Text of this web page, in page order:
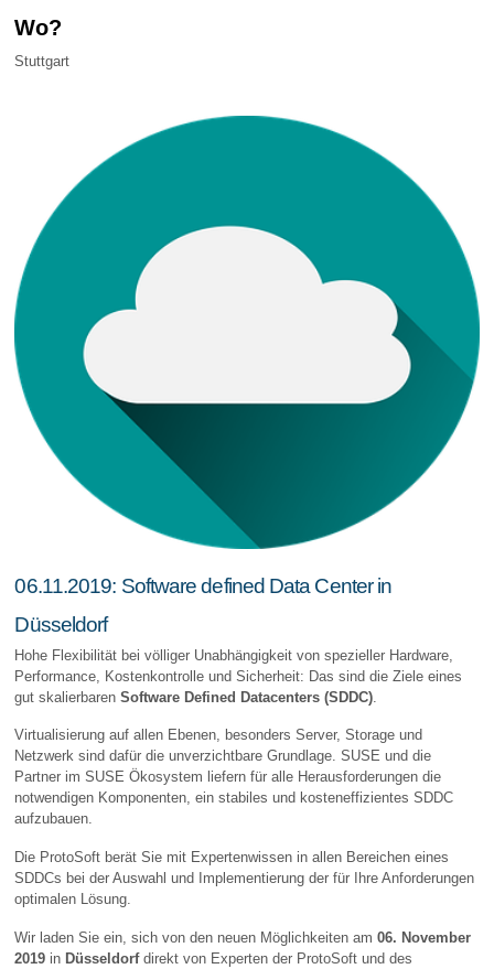
Wo?
Stuttgart
06.11.2019: Software defined Data Center in
Düsseldorf
Hohe Flexibilität bei völliger Unabhängigkeit von spezieller Hardware,
Performance, Kostenkontrolle und Sicherheit: Das sind die Ziele eines
gut skalierbarenSoftware Defined Datacenters (SDDC)
Virtualisierung auf allen Ebenen, besonders Server, Storage und
Netzwerk sind dafür die unverzichtbare Grundlage. SUSE und die
Partner im SUSE Ökosystem liefern für alle Herausforderungen die
notwendigen Komponenten, ein stabiles und kosteneffizientes SDDC
aufzubauen.
Die ProtoSoft berät Sie mit Expertenwissen in allen Bereichen eines
SDDCs bei der Auswahl und Implementierung der für Ihre Anforderungen
optimalen Lösung.
Wir laden Sie ein, sich von den neuen Möglichkeiten am06. November
2019 in Düsseldorfdirekt von Experten der ProtoSoft und des